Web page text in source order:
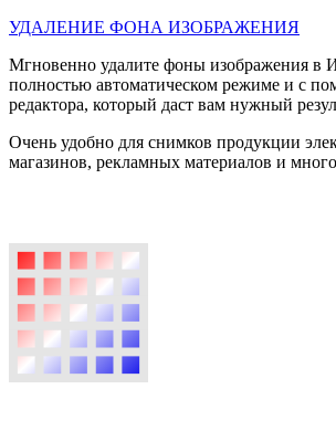
УДАЛЕНИЕ ФОНА ИЗОБРАЖЕНИЯ
Мгновенно удалите фоны изображения в
полностью автоматическом режиме и с
редактора, который даст вам нужный
Очень удобно для снимков продукции
магазинов, рекламных материалов и